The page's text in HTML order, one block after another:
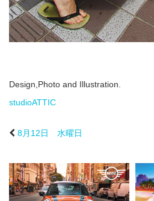
Design,Photo and Illustration.
studioATTIC
8月12日 水曜日